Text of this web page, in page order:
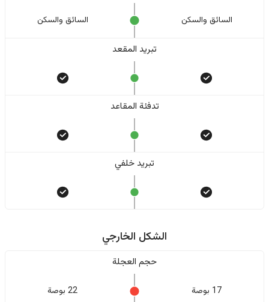
السائق والسکن السائق والسکن
تبريد المقعد
تدفئة المقاعد
تبريد خلفي
الشكل الخارجي
حجم العجلة
17 بوصة 22 بوصة